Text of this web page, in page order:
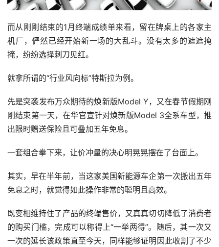
而从刚刚结束的1月终端成绩单来看，留在牌桌上的各家主
机厂，俨然已经开始新一场的大乱斗。没有太多的遮遮掩
掩，纷纷选择刺刀见红。
就拿所谓的“行业风向标”特斯拉为例。
先是突袭发布万众期待的焕新版Model Y，又在春节假期刚
刚结束第一天，在华官宣针对焕新版Model 3全系车型，推
出限时赠送保险且可叠加五年免息。
一套组合拳下来，让价冲量的决心明晃晃摆在了台面上。
其实，早在半年前，当这家美国新能源车企第一次搬出五年
免息之时，就觉得如此操作非常的聪明且高效。
既变相维持住了产品的终端售价，又真真切切降低了消费者
的购买门槛，完成可以称得上“一举两得”。随后，其一次又
一次的延长该政策直至今天，同样能够证明因此收割了不少